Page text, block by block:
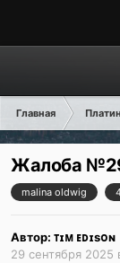
Главная
Жалоба
malina oldwig
Автор: ᴛɪᴍ ᴇᴅɪsᴏɴ
29 сентября 2025